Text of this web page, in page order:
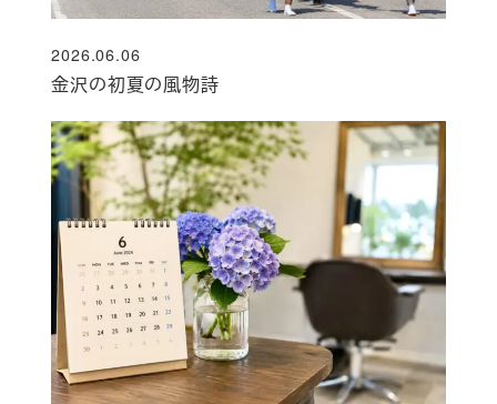
金沢の初夏の風物詩
投稿日
2026.06.06